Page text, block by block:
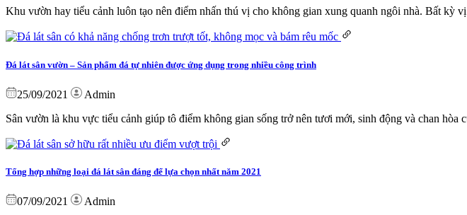
Khu vườn hay tiểu cảnh luôn tạo nên điểm nhấn thú vị cho không gian xung quanh ngôi nhà. Bất kỳ
Đá lát sân vườn – Sản phẩm đá tự nhiên được ứng dụng trong nhiều công trình
25/09/2021
Admin
Sân vườn là khu vực tiểu cảnh giúp tô điểm không gian sống trở nên tươi mới, sinh động và chan
Tổng hợp những loại đá lát sân đáng để lựa chọn nhất năm 2021
07/09/2021
Admin